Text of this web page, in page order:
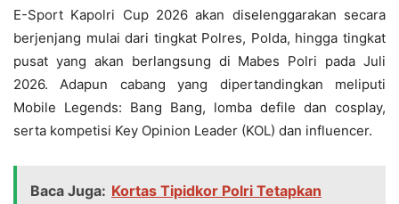
E-Sport Kapolri Cup 2026 akan diselenggarakan secara
berjenjang mulai dari tingkat Polres, Polda, hingga tingkat
pusat yang akan berlangsung di Mabes Polri pada Juli
2026. Adapun cabang yang dipertandingkan meliputi
Mobile Legends: Bang Bang, lomba defile dan cosplay,
serta kompetisi Key Opinion Leader (KOL) dan influencer.
Baca Juga: Kortas Tipidkor Polri Tetapkan